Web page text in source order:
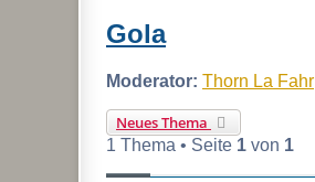
Gola
Moderator: Thorn La Fahr
Neues Thema
1 Thema • Seite 1 von 1